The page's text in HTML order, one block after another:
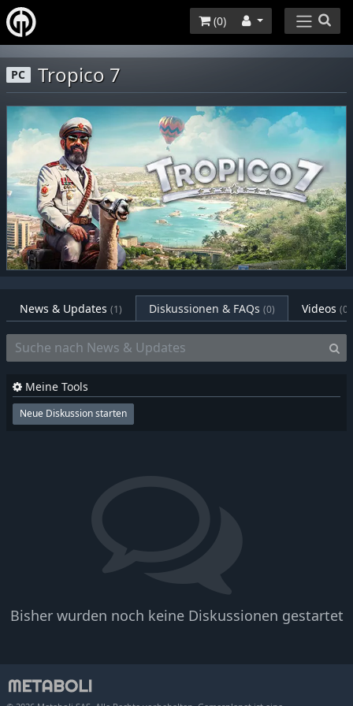
(0)
PC Tropico 7
News & Updates (1) Diskussionen & FAQs (0) Videos (0)
Bisher wurden noch keine Diskussionen gestartet
Meine Tools
Neue Diskussion starten